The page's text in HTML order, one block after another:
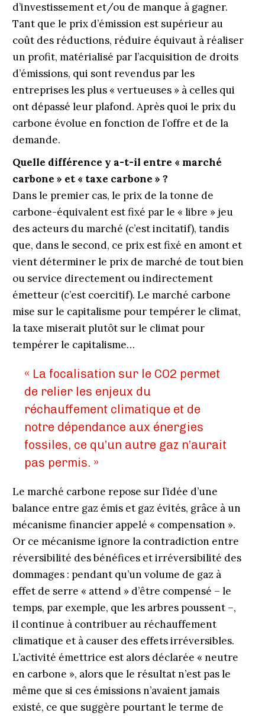
d’investissement et/ou de manque à gagner.
Tant que le prix d’émission est supérieur au
coût des réductions, réduire équivaut à réaliser
un profit, matérialisé par l’acquisition de droits
d’émissions, qui sont revendus par les
entreprises les plus « vertueuses » à celles qui
ont dépassé leur plafond. Après quoi le prix du
carbone évolue en fonction de l’offre et de la
demande.
Quelle différence y a-t-il entre « marché
carbone » et « taxe carbone » ?
Dans le premier cas, le prix de la tonne de
carbone-équivalent est fixé par le « libre » jeu
des acteurs du marché (c’est incitatif), tandis
que, dans le second, ce prix est fixé en amont et
vient déterminer le prix de marché de tout bien
ou service directement ou indirectement
émetteur (c’est coercitif). Le marché carbone
mise sur le capitalisme pour tempérer le climat,
la taxe miserait plutôt sur le climat pour
tempérer le capitalisme…
« La focalisation sur le CO2 permet
de relier les enjeux du
réchauffement climatique et de
notre dépendance aux énergies
fossiles, ce qu’un autre gaz n’aurait
pas permis. »
Le marché carbone repose sur l’idée d’une
balance entre gaz émis et gaz évités, grâce à un
mécanisme financier appelé « compensation ».
Or ce mécanisme ignore la contradiction entre
réversibilité des bénéfices et irréversibilité des
dommages : pendant qu’un volume de gaz à
effet de serre « attend » d’être compensé – le
temps, par exemple, que les arbres poussent –,
il continue à contribuer au réchauffement
climatique et à causer des effets irréversibles.
L’activité émettrice est alors déclarée « neutre
en carbone », alors que le résultat n’est pas le
même que si ces émissions n’avaient jamais
existé, ce que suggère pourtant le terme de